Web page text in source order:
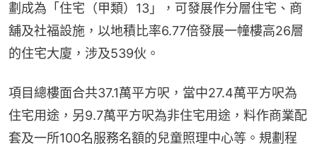
劃成為「住宅（甲類）13」，可發展作分層住宅、商
舖及社福設施，以地積比率6.77倍發展一幢樓高26層
的住宅大廈，涉及539伙。
項目總樓面合共37.1萬平方呎，當中27.4萬平方呎為
住宅用途，另9.7萬平方呎為非住宅用途，料作商業配
套及一所100名服務名額的兒童照理中心等。規劃程